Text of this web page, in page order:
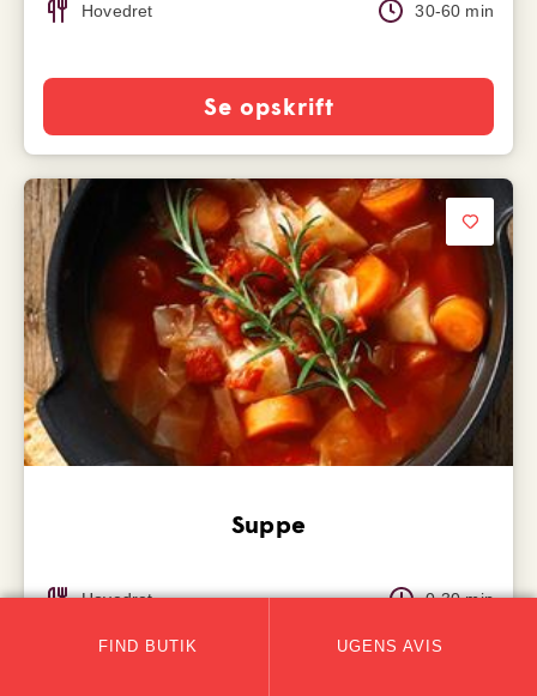
Hovedret 30-60 min
Se opskrift
Suppe
Hovedret 0-30 min
FIND BUTIK UGENS AVIS